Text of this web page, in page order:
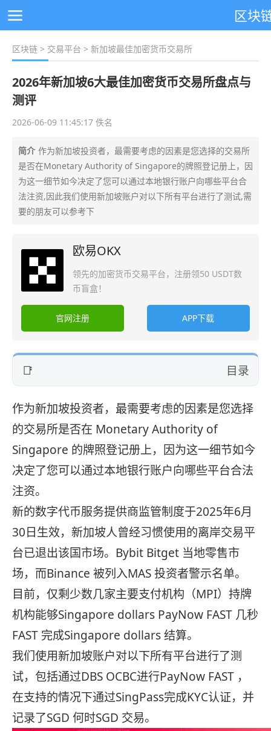
区块
区块链 > 交易平台 > 新加坡最佳加密货币交易所
2026年新加坡6大最佳加密货币交易所盘点与
测评
2026-06-09 11:45:17 佚名
简介 作为新加坡投资者，最需要考虑的因素是您选择的交易所
是否在Monetary Authority of Singapore的牌照登记册上，因
为这一细节如今决定了您可以通过本地银行账户向哪些平台合
法注资,因此我们使用新加坡账户对以下所有平台进行了测试,需
要的朋友可以参考下
欧易OKX
领先的加密货币交易平台，注册领50 USDT数
币盲盒！
官网注册 APP下载
目录
作为新加坡投资者，最需要考虑的因素是您选择
的交易所是否在 Monetary Authority of
Singapore 的牌照登记册上，因为这一细节如今
决定了您可以通过本地银行账户向哪些平台合法
注资。
新的数字代币服务提供商监管制度于2025年6月
30日生效，新加坡人曾经习惯使用的离岸交易平
台已退出该国市场。Bybit Bitget 当地零售市
场，而Binance 被列入MAS 投资者警示名单。
目前，仅剩少数几家主要支付机构（MPI）持牌
机构能够Singapore dollars PayNow FAST 几秒
FAST 完成Singapore dollars 结算。
我们使用新加坡账户对以下所有平台进行了测
试，包括通过DBS OCBC进行PayNow FAST ，
在支持的情况下通过SingPass完成KYC认证，并
记录了SGD 何时SGD 交易。